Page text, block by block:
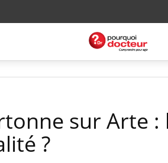
sur Arte :
?